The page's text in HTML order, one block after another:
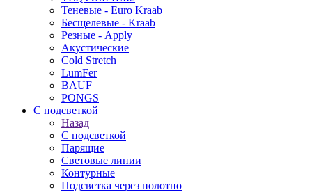
Теневые - Euro Kraab
Бесщелевые - Kraab
Резные - Apply
Акустические
Cold Stretch
LumFer
BAUF
PONGS
С подсветкой
Назад
С подсветкой
Парящие
Световые линии
Контурные
Подсветка через полотно